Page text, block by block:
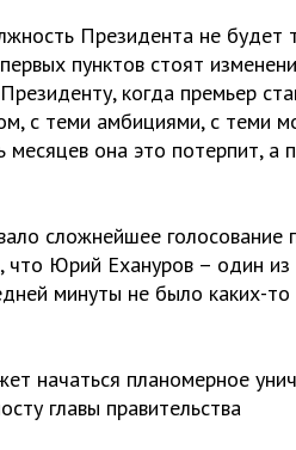
Президента не будет
пунктов стоят
когда премьер
с теми амбициями, с теми
она это потерпит, а
сложнейшее голосование
что Юрий Ехануров – один
минуты не было каких-то
начаться планомерное
главы правительства